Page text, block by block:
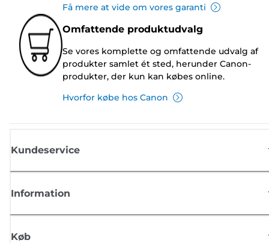
Få mere at vide om vores garanti
Omfattende produktudvalg
Se vores komplette og omfattende udvalg af
produkter samlet ét sted, herunder Canon-
produkter, der kun kan købes online.
Hvorfor købe hos Canon
Kundeservice
Information
Køb